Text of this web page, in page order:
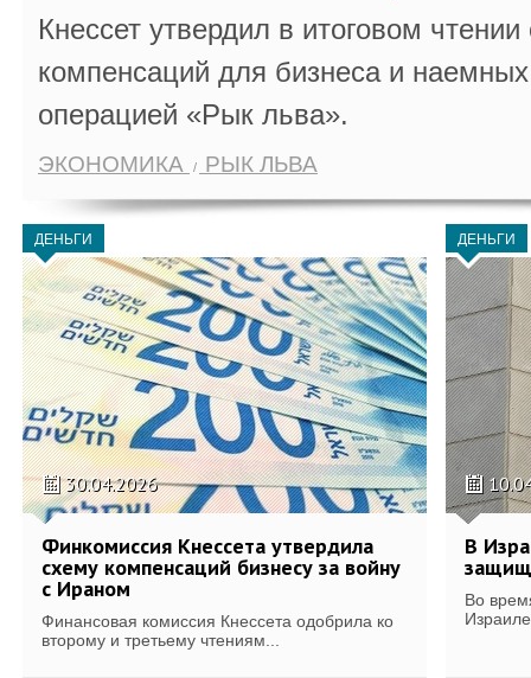
Кнессет утвердил в итоговом
компенсаций для бизнеса и
операцией «Рык льва».
ЭКОНОМИКА РЫК ЛЬВА
ДЕНЬГИ
30.04.2026
Финкомиссия Кнессета утвердила
схему компенсаций бизнесу за войну
с Ираном
Финансовая комиссия Кнессета одобрила ко
второму и третьему чтениям...
ДЕНЬГИ
В
Во